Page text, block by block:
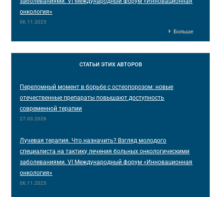
онкология»
06.11.2025
Больше
СТАТЬИ ЭТИХ АВТОРОВ
Переломный момент в борьбе с остеопорозом: новые
отечественные препараты повышают доступность
современной терапии
27.03.2026
Лучевая терапия. Что назначить? Взгляд молодого
специалиста на тактику лечения больных онкологическими
заболеваниями. VI Международный форум «Инновационная
онкология»
06.11.2025